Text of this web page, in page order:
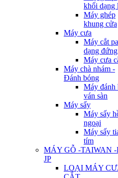
khối dạng
Máy ghép
khung cửa
Máy cưa
Máy cắt
dạng đứng
Máy cưa
Máy chà nhám -
Đánh bóng
Máy đánh
ván sàn
Máy sấy
Máy sấy
ngoại
Máy sấy
tím
MÁY GỖ -TAIWAN -
JP
LOẠI MÁY